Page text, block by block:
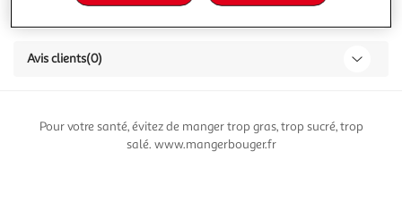
Caractéristiques
Avis clients(0)
Pour votre santé, évitez de manger trop gras, trop sucré, trop
salé. www.mangerbouger.fr